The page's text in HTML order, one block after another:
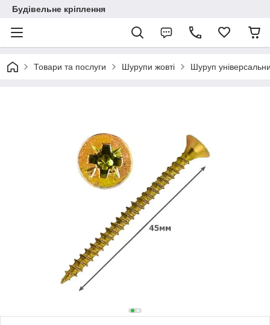
Будівельне кріплення
Товари та послуги Шурупи жовті Шуруп